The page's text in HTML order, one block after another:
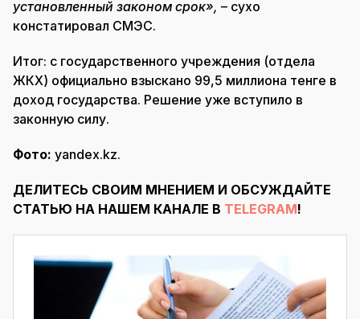
установленный законом срок», – сухо
констатировал СМЭС.
Итог: с государственного учреждения (отдела
ЖКХ) официально взыскано 99,5 миллиона тенге в
доход государства. Решение уже вступило в
законную силу.
Фото: yandex.kz.
ДЕЛИТЕСЬ СВОИМ МНЕНИЕМ И ОБСУЖДАЙТЕ
СТАТЬЮ НА НАШЕМ КАНАЛЕ В TELEGRAM!